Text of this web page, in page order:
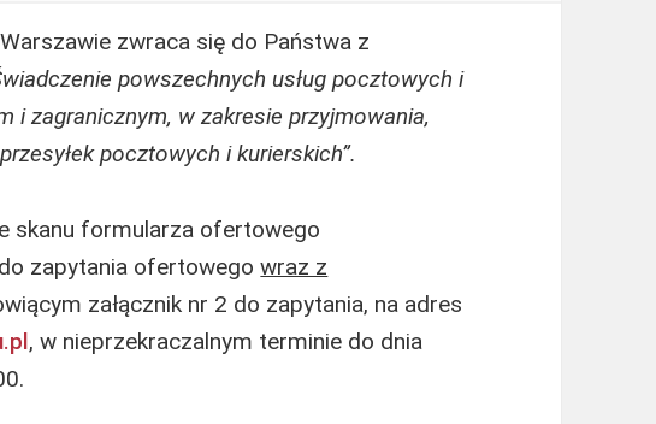
zwraca się do Państwa z
powszechnych usług pocztowych i
i zagranicznym, w zakresie przyjmowania,
pocztowych i kurierskich”.
skanu formularza ofertowego
zapytania ofertowegowraz z
załącznik nr 2 do zapytania, na adres
, w nieprzekraczalnym terminie do dnia